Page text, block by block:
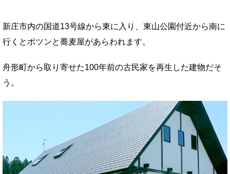
新庄市内の国道13号線から東に入り、東山公園付近から南に
行くとポツンと蕎麦屋があらわれます。
舟形町から取り寄せた100年前の古民家を再生した建物だそ
う。